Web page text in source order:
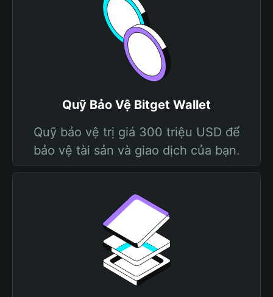
Quỹ Bảo Vệ Bitget Wallet
Quỹ bảo vệ trị giá 300 triệu USD để
bảo vệ tài sản và giao dịch của bạn.